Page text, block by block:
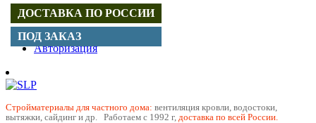
Регистрация
Авторизация
Cтройматериалы для частного дома: вентиляция кровли, водостоки,
вытяжки, сайдинг и др. Работаем с 1992 г, доставка по всей России.
ДОСТАВКА ПО РОССИИ
ПОД ЗАКАЗ